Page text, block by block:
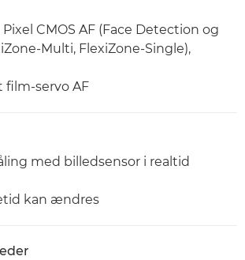
CMOS AF (Face Detection og
Multi, FlexiZone-Single),
film-servo AF
med billedsensor i realtid
kan ændres